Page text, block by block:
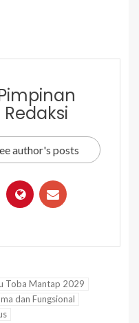
Redaksi
author's posts
Toba Mantap 2029
dan Fungsional